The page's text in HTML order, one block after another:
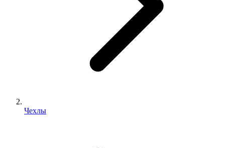
Чехлы